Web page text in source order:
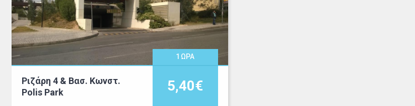
Ριζάρη 4 & Βασ. Κωνστ.
Polis Park
1 ΩΡΑ
5,40€